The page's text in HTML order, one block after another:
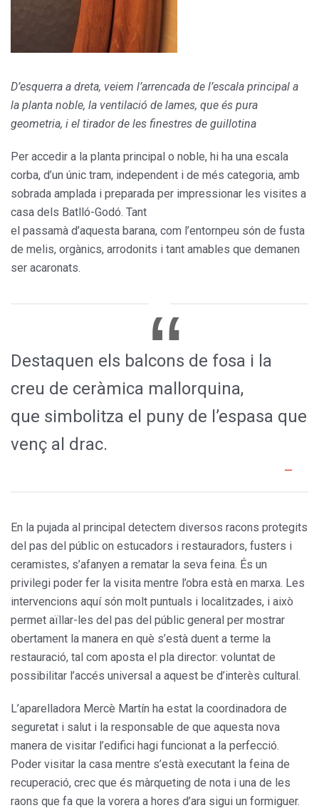
D’esquerra a dreta, veiem l’arrencada de l’escala principal a
la planta noble, la ventilació de lames, que és pura
geometria, i el tirador de les finestres de guillotina
Per accedir a la planta principal o noble, hi ha una escala
corba, d’un únic tram, independent i de més categoria, amb
sobrada amplada i preparada per impressionar les visites a
casa dels Batlló-Godó. Tant
el passamà d’aquesta barana, com l’entornpeu són de fusta
de melis, orgànics, arrodonits i tant amables que demanen
ser acaronats.
Destaquen els balcons de fosa i la
creu de ceràmica mallorquina,
que simbolitza el puny de l’espasa que
venç al drac.
En la pujada al principal detectem diversos racons protegits
del pas del públic on estucadors i restauradors, fusters i
ceramistes, s’afanyen a rematar la seva feina. És un
privilegi poder fer la visita mentre l’obra està en marxa. Les
intervencions aquí són molt puntuals i localitzades, i això
permet aïllar-les del pas del públic general per mostrar
oberta­ment la manera en què s’està duent a terme la
restauració, tal com apos­ta el pla director: voluntat de
possi­bilitar l’accés universal a aquest be d’interès cultural.
L’aparelladora Mercè Martín ha estat la coordinadora de
seguretat i salut i la responsable de que aques­ta nova
manera de visitar l’edifici hagi funcionat a la perfecció.
Poder visitar la casa mentre s’està execu­tant la feina de
recuperació, crec que és màrqueting de nota i una de les
raons que fa que la vorera a hores d’ara sigui un formiguer.